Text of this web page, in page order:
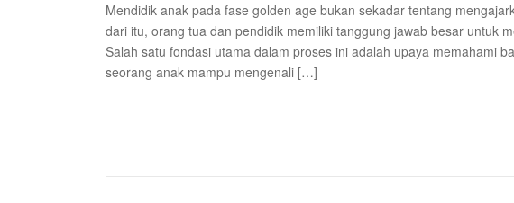
Mendidik anak pada fase golden age bukan sekadar tentang
dari itu, orang tua dan pendidik memiliki tanggung jawab besar untuk
Salah satu fondasi utama dalam proses ini adalah upaya memahami
seorang anak mampu mengenali […]